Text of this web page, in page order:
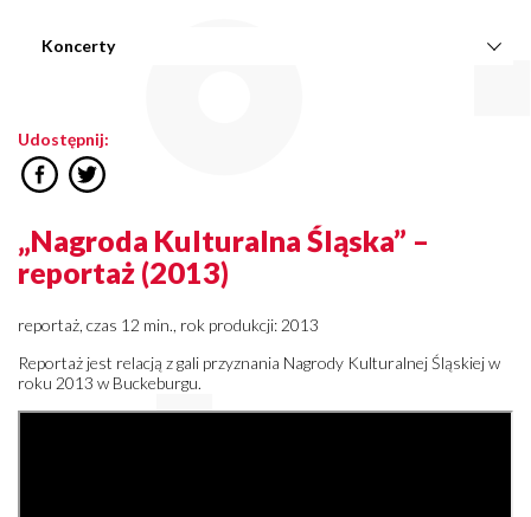
Koncerty
Udostępnij:
„Nagroda Kulturalna Śląska” –
reportaż (2013)
reportaż, czas 12 min., rok produkcji: 2013
Reportaż jest relacją z gali przyznania Nagrody Kulturalnej Śląskiej w
roku 2013 w Buckeburgu.